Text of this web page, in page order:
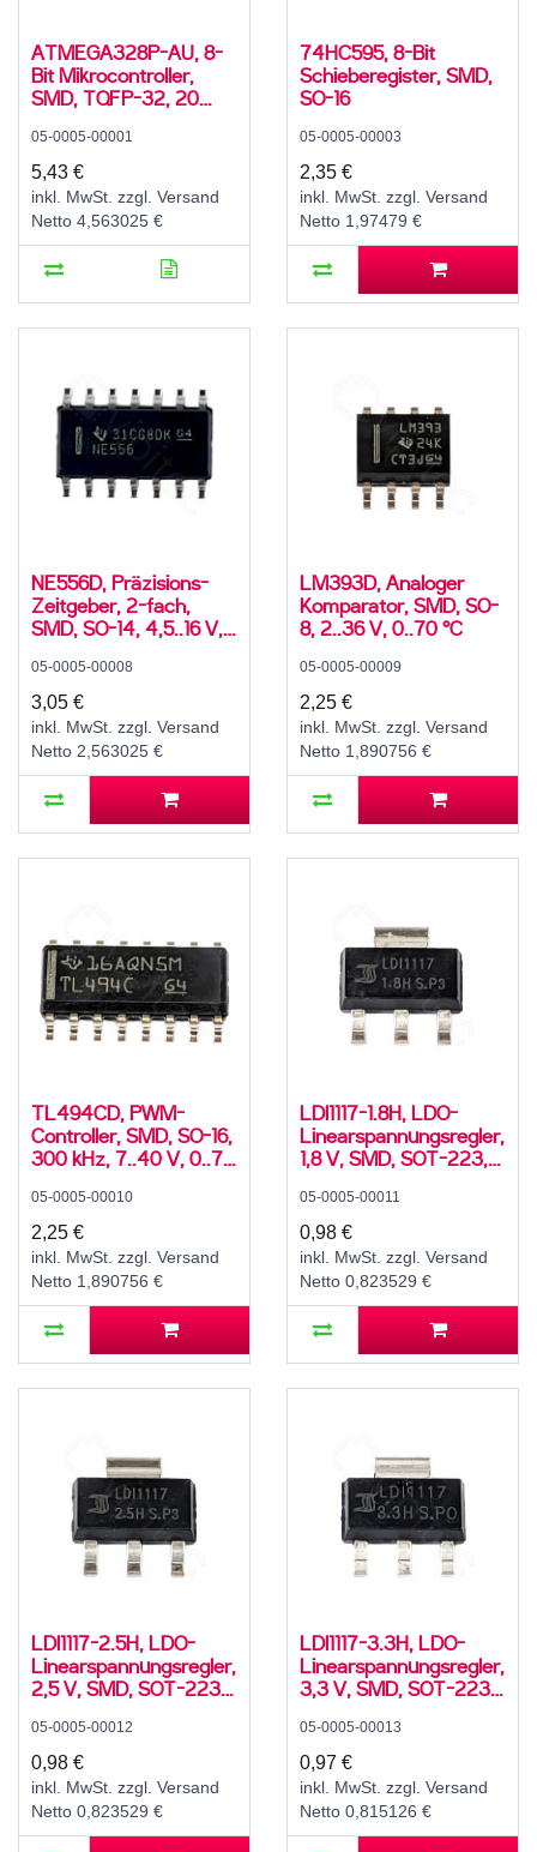
ATMEGA328P-AU, 8-
Bit Mikrocontroller,
SMD, TQFP-32, 20
05-0005-00001
5,43 €
inkl. MwSt. zzgl. Versand
Netto 4,563025 €
74HC595, 8-Bit
Schieberegister, SMD,
SO-16
05-0005-00003
2,35 €
inkl. MwSt. zzgl. Versand
Netto 1,97479 €
NE556D, Präzisions-
Zeitgeber, 2-fach,
SMD, SO-14, 4,5..16 V,
05-0005-00008
3,05 €
inkl. MwSt. zzgl. Versand
Netto 2,563025 €
LM393D, Analoger
Komparator, SMD, SO-
8, 2..36 V, 0..70 °C
05-0005-00009
2,25 €
inkl. MwSt. zzgl. Versand
Netto 1,890756 €
TL494CD, PWM-
Controller, SMD, SO-16,
300 kHz, 7..40 V, 0..70
05-0005-00010
2,25 €
inkl. MwSt. zzgl. Versand
Netto 1,890756 €
LDI1117-1.8H, LDO-
Linearspannungsregler,
1,8 V, SMD, SOT-223,
05-0005-00011
0,98 €
inkl. MwSt. zzgl. Versand
Netto 0,823529 €
LDI1117-2.5H, LDO-
Linearspannungsregler,
2,5 V, SMD, SOT-223,
05-0005-00012
0,98 €
inkl. MwSt. zzgl. Versand
Netto 0,823529 €
LDI1117-3.3H, LDO-
Linearspannungsregler,
3,3 V, SMD, SOT-223,
05-0005-00013
0,97 €
inkl. MwSt. zzgl. Versand
Netto 0,815126 €